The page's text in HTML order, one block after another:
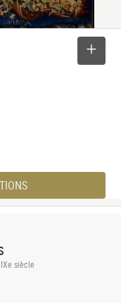
siècle